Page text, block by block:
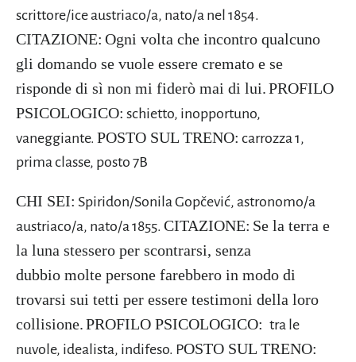
scrittore/ice austriaco/a, nato/a nel 1854.
CITAZIONE: Ogni volta che incontro qualcuno
gli domando se vuole essere cremato e se
risponde di sì non mi fiderò mai di lui.PROFILO
PSICOLOGICO: schietto, inopportuno,
vaneggiante. POSTO SUL TRENO: carrozza 1,
prima classe, posto 7B
CHI SEI: Spiridon/Sonila Gopčević, astronomo/a
austriaco/a, nato/a1855. CITAZIONE: Se la terra e
la luna stessero per scontrarsi, senza
dubbio molte persone farebbero in modo di
trovarsi sui tetti per essere testimoni della loro
collisione.PROFILO PSICOLOGICO: tra le
nuvole, idealista, indifeso. POSTO SUL TRENO: